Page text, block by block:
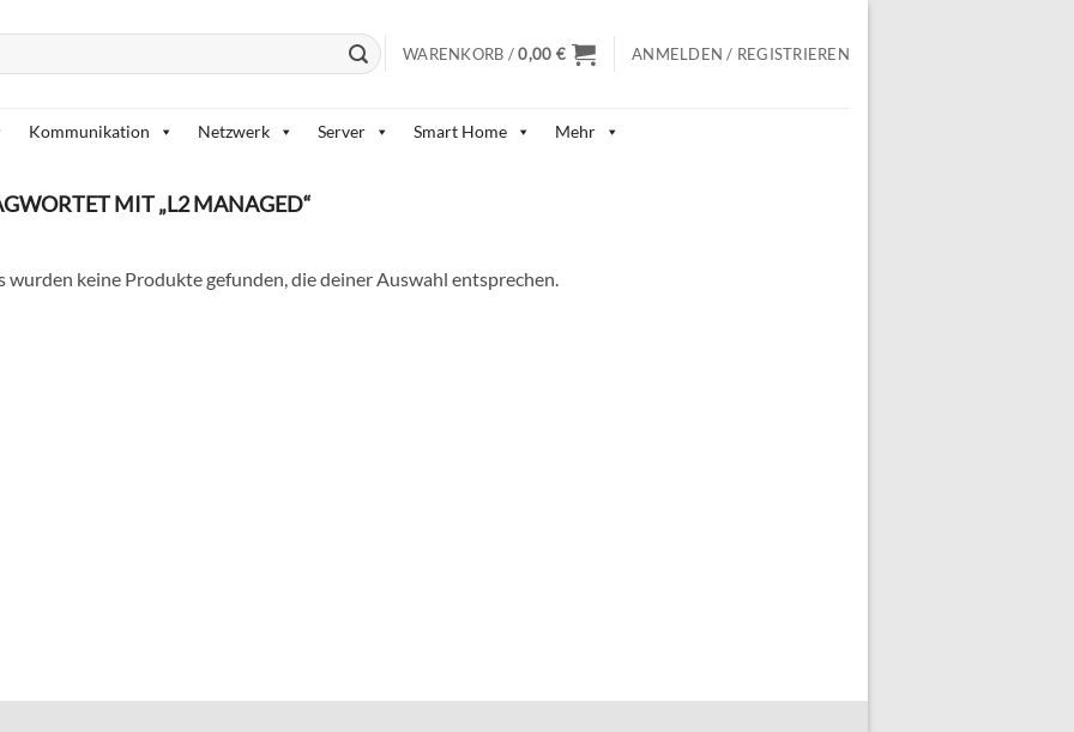
WARENKORB /0,00 € ANMELDEN / REGISTRIEREN
Kommunikation Netzwerk Server Smart Home Mehr
MIT „L2 MANAGED“
wurden keine Produkte gefunden, die deiner Auswahl entsprechen.